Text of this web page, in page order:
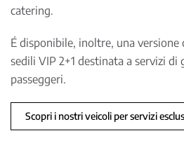
catering.
É disponibile, inoltre, una
sedili VIP 2+1 destinata a servizi di
passeggeri.
Scopri i nostri veicoli per servizi